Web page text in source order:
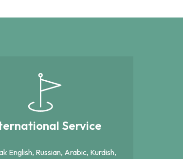
Service
English, Russian, Arabic, Kurdish,